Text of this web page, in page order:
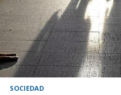
SOCIEDAD